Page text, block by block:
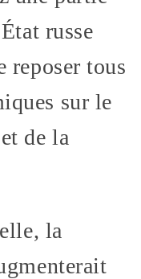
russe
reposer tous
sur le
de la
la